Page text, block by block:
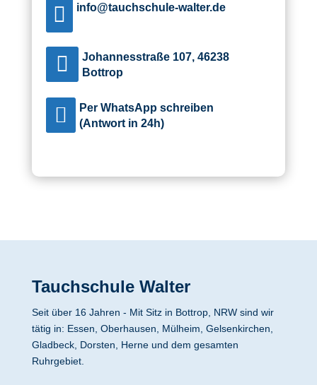
 info@tauchschule-walter.de

Johannesstraße 107, 46238
Bottrop

Per WhatsApp schreiben
(Antwort in 24h)
Tauchschule Walter
Seit über 16 Jahren - Mit Sitz in Bottrop, NRW sind wir
tätig in: Essen, Oberhausen, Mülheim, Gelsenkirchen,
Gladbeck, Dorsten, Herne und dem gesamten
Ruhrgebiet.